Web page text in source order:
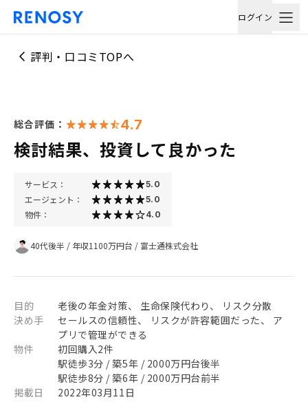
ログイン
評判・口コミTOPへ
総合評価： 4.7
検討結果、投資して良かった
サービス： 5.0
エージェント： 5.0
物件： 4.0
40代後半 / 年収1100万円台 / 富士通株式会社
目的
老後の年金対策、 生命保険代わり、 リスク分散
決め手
セールスの信頼性、 リスクが許容範囲だった、 ア
プリで管理ができる
物件
初回購入2件
駅徒歩3分 / 築5年 / 2000万円台後半
駅徒歩8分 / 築6年 / 2000万円台前半
掲載日
2022年03月11日